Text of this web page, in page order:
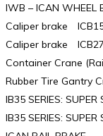
IWB – ICAN WHEEL
Caliper brake
Caliper brake ICB27
Container Crane
Rubber Tire Gantry
IB35 SERIES:
IB35 SERIES: SUPER